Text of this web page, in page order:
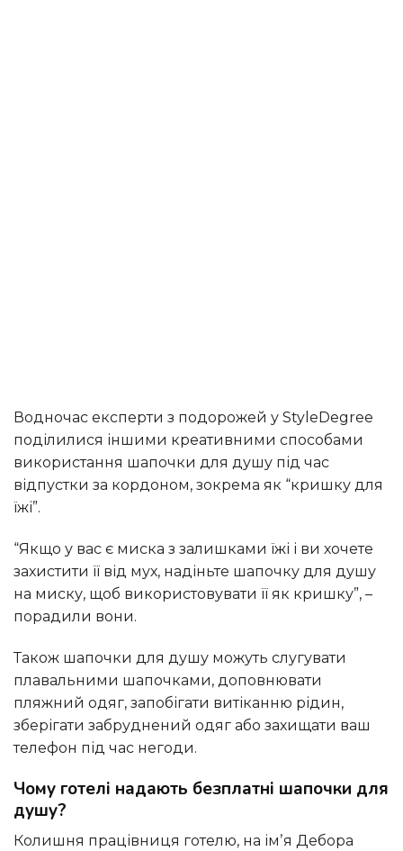
Водночас експерти з подорожей у StyleDegree
поділилися іншими креативними способами
використання шапочки для душу під час
відпустки за кордоном, зокрема як “кришку для
їжі”.
“Якщо у вас є миска з залишками їжі і ви хочете
захистити її від мух, надіньте шапочку для душу
на миску, щоб використовувати її як кришку”, –
порадили вони.
Також шапочки для душу можуть слугувати
плавальними шапочками, доповнювати
пляжний одяг, запобігати витіканню рідин,
зберігати забруднений одяг або захищати ваш
телефон під час негоди.
Чому готелі надають безплатні шапочки для
душу?
Колишня працівниця готелю, на імʼя Дебора